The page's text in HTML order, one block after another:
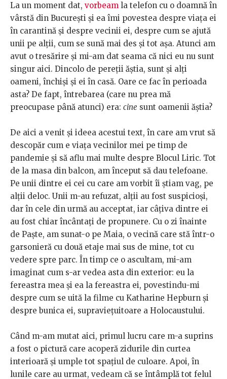
La un moment dat, vorbeam la telefon cu o doamnă în
vârstă din București și ea îmi povestea despre viața ei
în carantină și despre vecinii ei, despre cum se ajută
unii pe alții, cum se sună mai des și tot așa. Atunci am
avut o tresărire și mi-am dat seama că nici eu nu sunt
singur aici. Dincolo de pereții ăștia, sunt și alți
oameni, închiși și ei în casă. Oare ce fac în perioada
asta? De fapt, întrebarea (care nu prea mă
preocupase până atunci) era: cine sunt oamenii ăștia?
De aici a venit și ideea acestui text, în care am vrut să
descopăr cum e viața vecinilor mei pe timp de
pandemie și să aflu mai multe despre Blocul Liric. Tot
de la masa din balcon, am început să dau telefoane.
Pe unii dintre ei cei cu care am vorbit îi știam vag, pe
alții deloc. Unii m-au refuzat, alții au fost suspicioși,
dar în cele din urmă au acceptat, iar câțiva dintre ei
au fost chiar încântați de propunere. Cu o zi înainte
de Paște, am sunat-o pe Maia, o vecină care stă într-o
garsonieră cu două etaje mai sus de mine, tot cu
vedere spre parc. În timp ce o ascultam, mi-am
imaginat cum s-ar vedea asta din exterior: eu la
fereastra mea și ea la fereastra ei, povestindu-mi
despre cum se uită la filme cu Katharine Hepburn și
despre bunica ei, supraviețuitoare a Holocaustului.
Când m-am mutat aici, primul lucru care m-a suprins
a fost o pictură care acoperă zidurile din curtea
interioară și umple tot spațiul de culoare. Apoi, în
lunile care au urmat, vedeam că se întâmplă tot felul